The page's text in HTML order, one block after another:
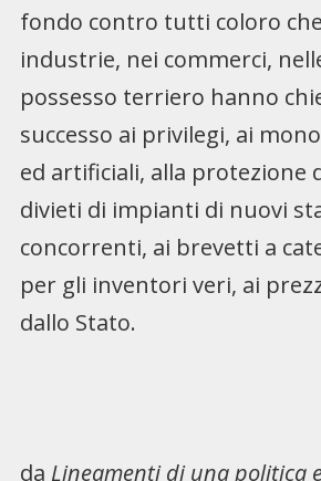
fondo contro tutti coloro
industrie, nei commerci,
possesso terriero hanno
successo ai privilegi, ai
ed artificiali, alla protezione
divieti di impianti di nuovi
concorrenti, ai brevetti a
per gli inventori veri, ai
dallo Stato.
da Lineamenti di una politica